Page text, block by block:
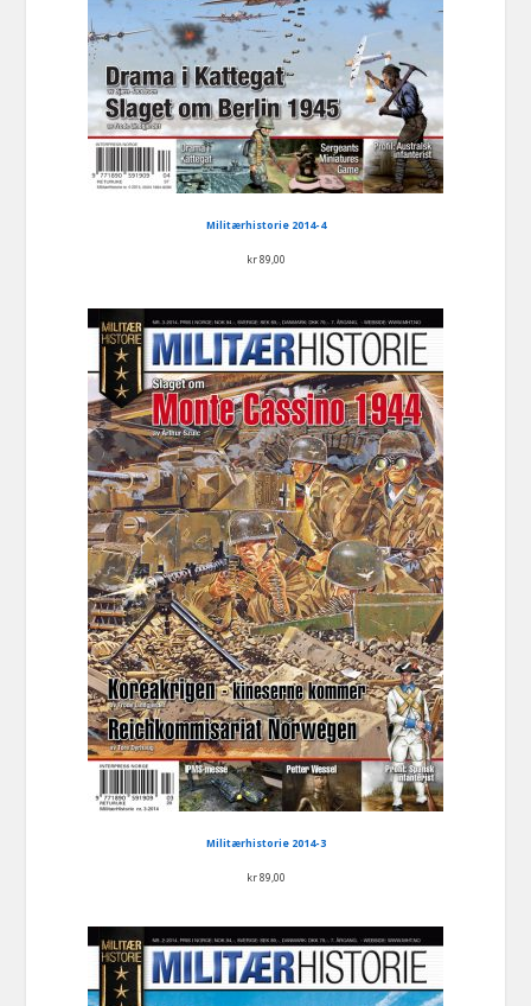
Militærhistorie 2014-4
kr89,00
Militærhistorie 2014-3
kr89,00